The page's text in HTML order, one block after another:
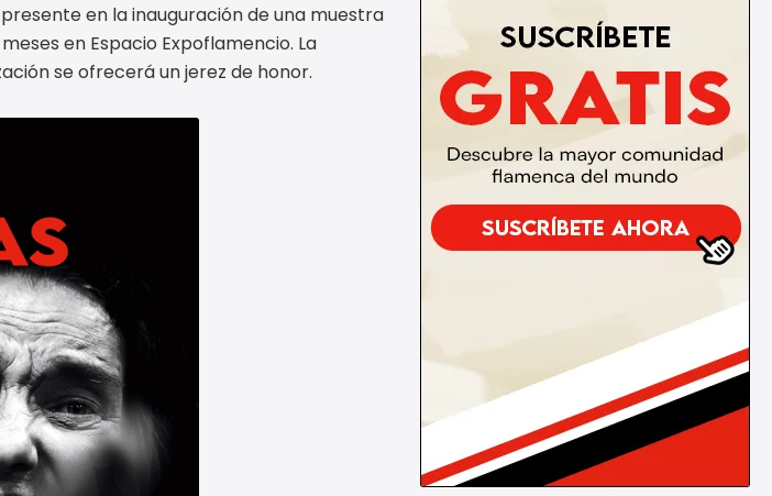
en la inauguración de una muestra
en Espacio Expoflamencio. La
se ofrecerá un jerez de honor.